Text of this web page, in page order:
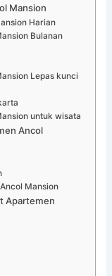
Mansion
Harian
Bulanan
Lepas kunci
untuk wisata
Ancol
Mansion
Apartemen